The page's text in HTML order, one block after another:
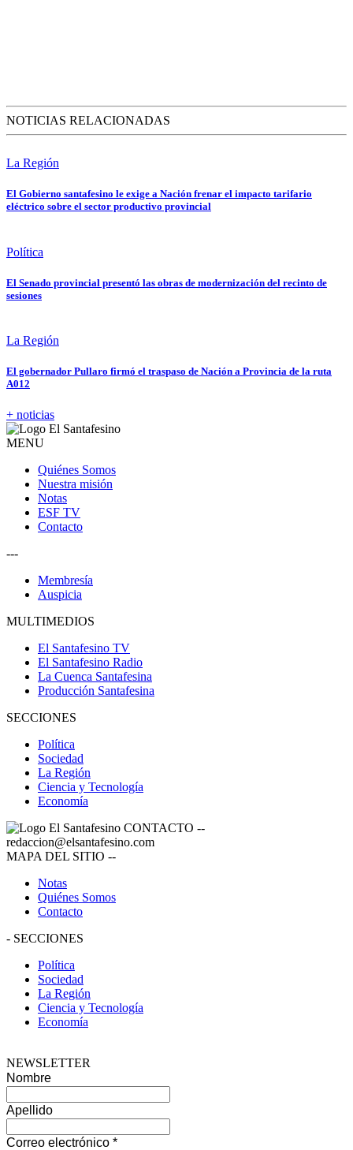
NOTICIAS RELACIONADAS
La Región
El Gobierno santafesino le exige a Nación frenar el impacto tarifario
eléctrico sobre el sector productivo provincial
Política
El Senado provincial presentó las obras de modernización del recinto de
sesiones
La Región
El gobernador Pullaro firmó el traspaso de Nación a Provincia de la ruta
A012
+ noticias
MENU
Quiénes Somos
Nuestra misión
Notas
ESF TV
Contacto
---
Membresía
Auspicia
MULTIMEDIOS
El Santafesino TV
El Santafesino Radio
La Cuenca Santafesina
Producción Santafesina
SECCIONES
Política
Sociedad
La Región
Ciencia y Tecnología
Economía
CONTACTO --
redaccion@elsantafesino.com
MAPA DEL SITIO --
Notas
Quiénes Somos
Contacto
- SECCIONES
Política
Sociedad
La Región
Ciencia y Tecnología
Economía
NEWSLETTER
Nombre
Apellido
Correo electrónico *